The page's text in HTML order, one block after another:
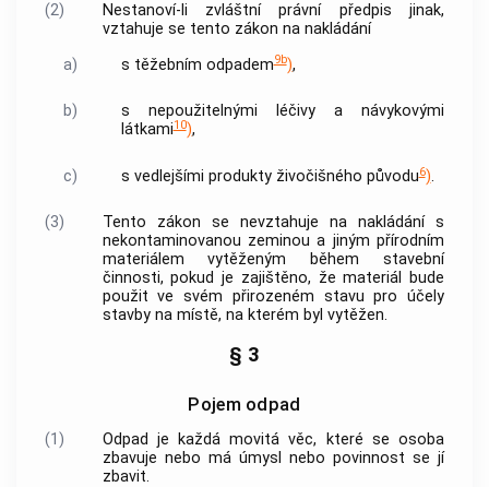
(2)
Nestanoví-li zvláštní právní předpis jinak,
vztahuje se tento zákon na nakládání
a)
s těžebním odpadem9b),
b)
s nepoužitelnými léčivy a návykovými
látkami10),
c) s vedlejšími produkty živočišného původu6).
(3)
Tento zákon se nevztahuje na nakládání s
nekontaminovanou zeminou a jiným přírodním
materiálem vytěženým během stavební
činnosti, pokud je zajištěno, že materiál bude
použit ve svém přirozeném stavu pro účely
stavby na místě, na kterém byl vytěžen.
§ 3
Pojem odpad
(1)
Odpad je každá movitá věc, které se osoba
zbavuje nebo má úmysl nebo povinnost se jí
zbavit.